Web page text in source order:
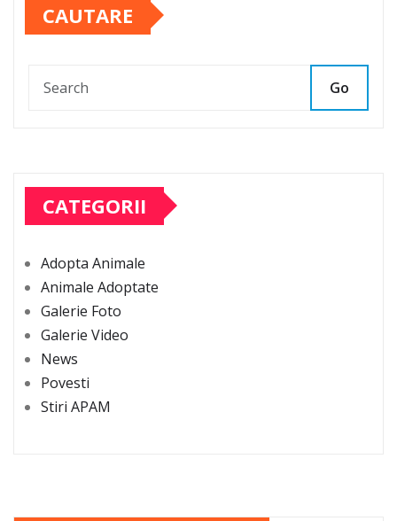
CAUTARE
Go
CATEGORII
Adopta Animale
Animale Adoptate
Galerie Foto
Galerie Video
News
Povesti
Stiri APAM